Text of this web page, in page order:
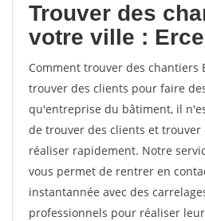
Trouver des
votre ville : Erce
Comment trouver des chantiers
trouver des clients pour faire
qu'entreprise du bâtiment, il
de trouver des clients et trouver
réaliser rapidement. Notre
vous permet de rentrer en
instantannée avec des
professionnels pour réaliser